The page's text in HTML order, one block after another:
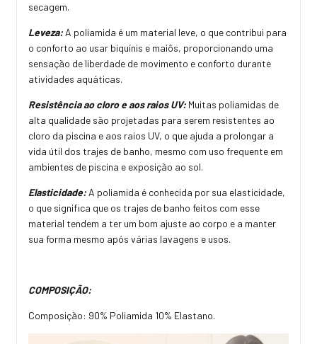
secagem.
Leveza: A poliamida é um material leve, o que contribui para
o conforto ao usar biquínis e maiôs, proporcionando uma
sensação de liberdade de movimento e conforto durante
atividades aquáticas.
Resistência ao cloro e aos raios UV: Muitas poliamidas de
alta qualidade são projetadas para serem resistentes ao
cloro da piscina e aos raios UV, o que ajuda a prolongar a
vida útil dos trajes de banho, mesmo com uso frequente em
ambientes de piscina e exposição ao sol.
Elasticidade: A poliamida é conhecida por sua elasticidade,
o que significa que os trajes de banho feitos com esse
material tendem a ter um bom ajuste ao corpo e a manter
sua forma mesmo após várias lavagens e usos.
COMPOSIÇÃO:
Composição: 90% Poliamida 10% Elastano.